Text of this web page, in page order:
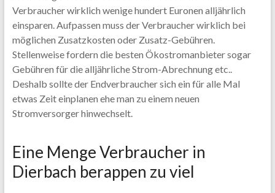
Verbraucher wirklich wenige hundert Euronen alljährlich
einsparen. Aufpassen muss der Verbraucher wirklich bei
möglichen Zusatzkosten oder Zusatz-Gebühren.
Stellenweise fordern die besten Ökostromanbieter sogar
Gebühren für die alljährliche Strom-Abrechnung etc..
Deshalb sollte der Endverbraucher sich ein für alle Mal
etwas Zeit einplanen ehe man zu einem neuen
Stromversorger hinwechselt.
Eine Menge Verbraucher in
Dierbach berappen zu viel